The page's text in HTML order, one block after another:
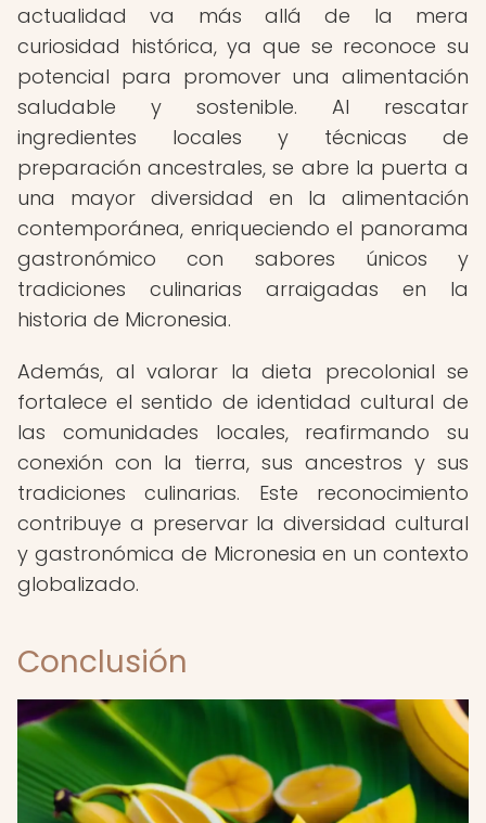
actualidad va más allá de la mera
curiosidad histórica, ya que se reconoce su
potencial para promover una alimentación
saludable y sostenible. Al rescatar
ingredientes locales y técnicas de
preparación ancestrales, se abre la puerta a
una mayor diversidad en la alimentación
contemporánea, enriqueciendo el panorama
gastronómico con sabores únicos y
tradiciones culinarias arraigadas en la
historia de Micronesia.
Además, al valorar la dieta precolonial se
fortalece el sentido de identidad cultural de
las comunidades locales, reafirmando su
conexión con la tierra, sus ancestros y sus
tradiciones culinarias. Este reconocimiento
contribuye a preservar la diversidad cultural
y gastronómica de Micronesia en un contexto
globalizado.
Conclusión